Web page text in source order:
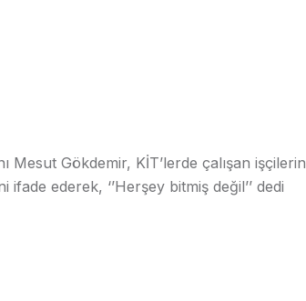
Mesut Gökdemir, KİT’lerde çalışan işçilerin
ederek, ‘’Herşey bitmiş değil’’ dedi